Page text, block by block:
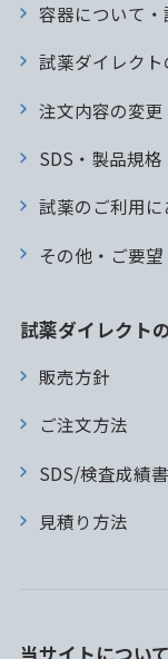
容器について
試薬ダイレク
注文内容の変
SDS・製品規
試薬のご利用
その他・ご要望
試薬ダイレクト
販売方針
ご注文方法
SDS/検査成績
見積り方法